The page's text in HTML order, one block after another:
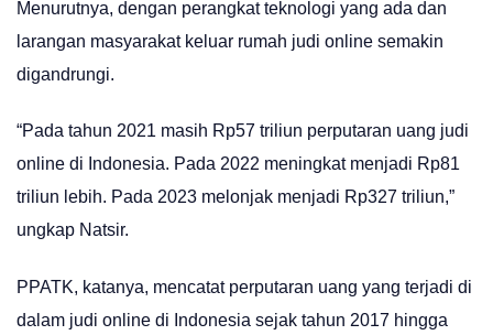
Menurutnya, dengan perangkat teknologi yang ada dan
larangan masyarakat keluar rumah judi online semakin
digandrungi.
“Pada tahun 2021 masih Rp57 triliun perputaran uang judi
online di Indonesia. Pada 2022 meningkat menjadi Rp81
triliun lebih. Pada 2023 melonjak menjadi Rp327 triliun,”
ungkap Natsir.
PPATK, katanya, mencatat perputaran uang yang terjadi di
dalam judi online di Indonesia sejak tahun 2017 hingga